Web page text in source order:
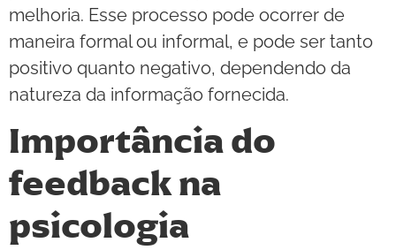
melhoria. Esse processo pode ocorrer de
maneira formal ou informal, e pode ser tanto
positivo quanto negativo, dependendo da
natureza da informação fornecida.
Importância do
feedback na
psicologia